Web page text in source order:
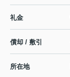
礼金
償却 / 敷引
所在地